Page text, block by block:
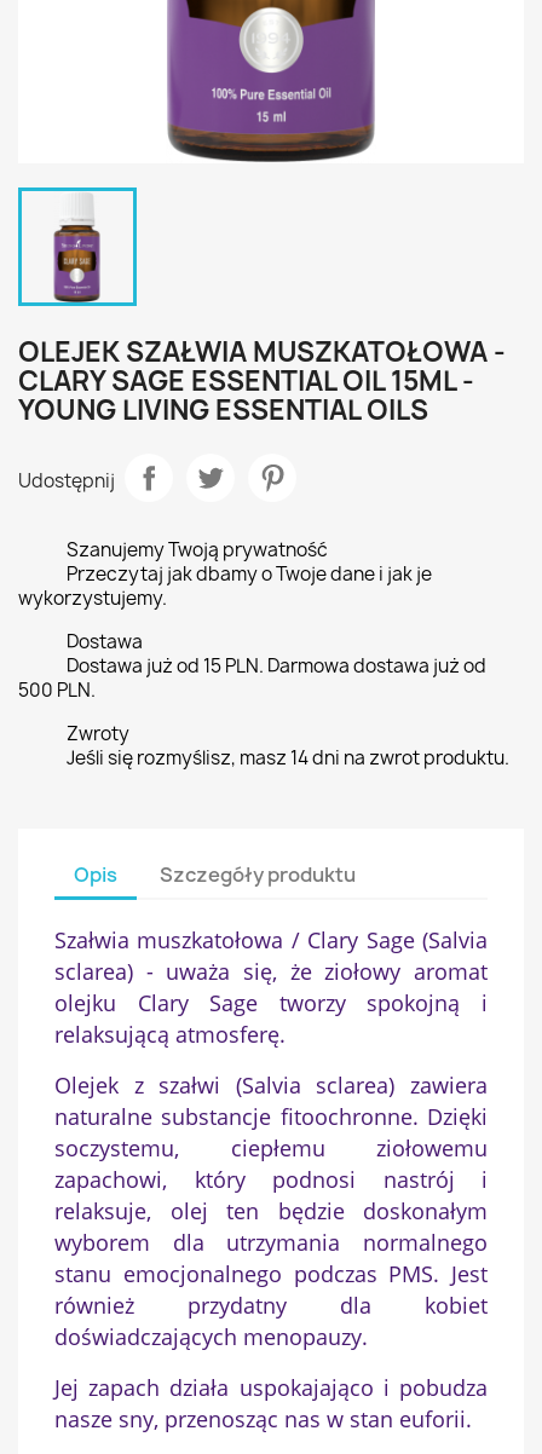
OLEJEK SZAŁWIA MUSZKATOŁOWA -
CLARY SAGE ESSENTIAL OIL 15ML -
YOUNG LIVING ESSENTIAL OILS
Udostępnij
Szanujemy Twoją prywatność
Przeczytaj jak dbamy o Twoje dane i jak je
wykorzystujemy.
Dostawa
Dostawa już od 15 PLN. Darmowa dostawa już od
500 PLN.
Zwroty
Jeśli się rozmyślisz, masz 14 dni na zwrot produktu.
Opis Szczegóły produktu
Szałwia muszkatołowa / Clary Sage (Salvia
sclarea) - uważa się, że ziołowy aromat
olejku Clary Sage tworzy spokojną i
relaksującą atmosferę.
Olejek z szałwi (Salvia sclarea) zawiera
naturalne substancje fitoochronne. Dzięki
soczystemu, ciepłemu ziołowemu
zapachowi, który podnosi nastrój i
relaksuje, olej ten będzie doskonałym
wyborem dla utrzymania normalnego
stanu emocjonalnego podczas PMS. Jest
również przydatny dla kobiet
doświadczających menopauzy.
Jej zapach działa uspokajająco i pobudza
nasze sny, przenosząc nas w stan euforii.